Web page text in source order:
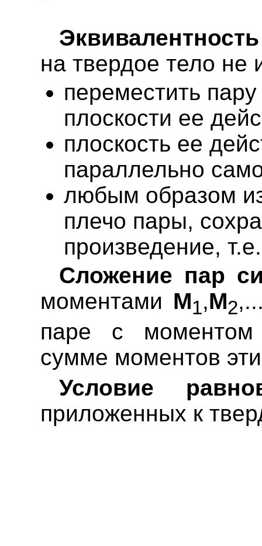
на твердое тело не
переместить
плоскости ее
плоскость ее
параллельно
любым образом
плечо пары,
произведение,
Сложение пар
моментами M1,M2
паре с
сумме моментов
Условие
приложенных к